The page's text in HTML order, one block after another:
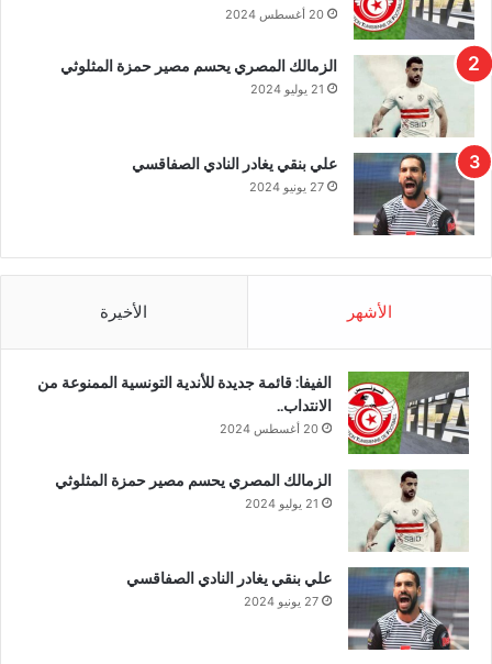
20 أغسطس 2024
الزمالك المصري يحسم مصير حمزة المثلوثي
21 يوليو 2024
علي بنقي يغادر النادي الصفاقسي
27 يونيو 2024
الأشهر الأخيرة
الفيفا: قائمة جديدة للأندية التونسية الممنوعة من
الانتداب..
20 أغسطس 2024
الزمالك المصري يحسم مصير حمزة المثلوثي
21 يوليو 2024
علي بنقي يغادر النادي الصفاقسي
27 يونيو 2024